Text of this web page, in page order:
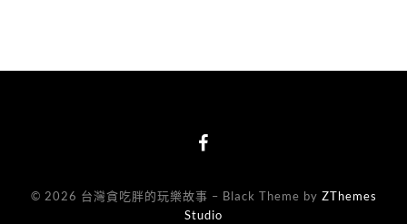
© 2026 台灣貪吃胖的玩樂故事 – Black Theme by ZThemes
Studio